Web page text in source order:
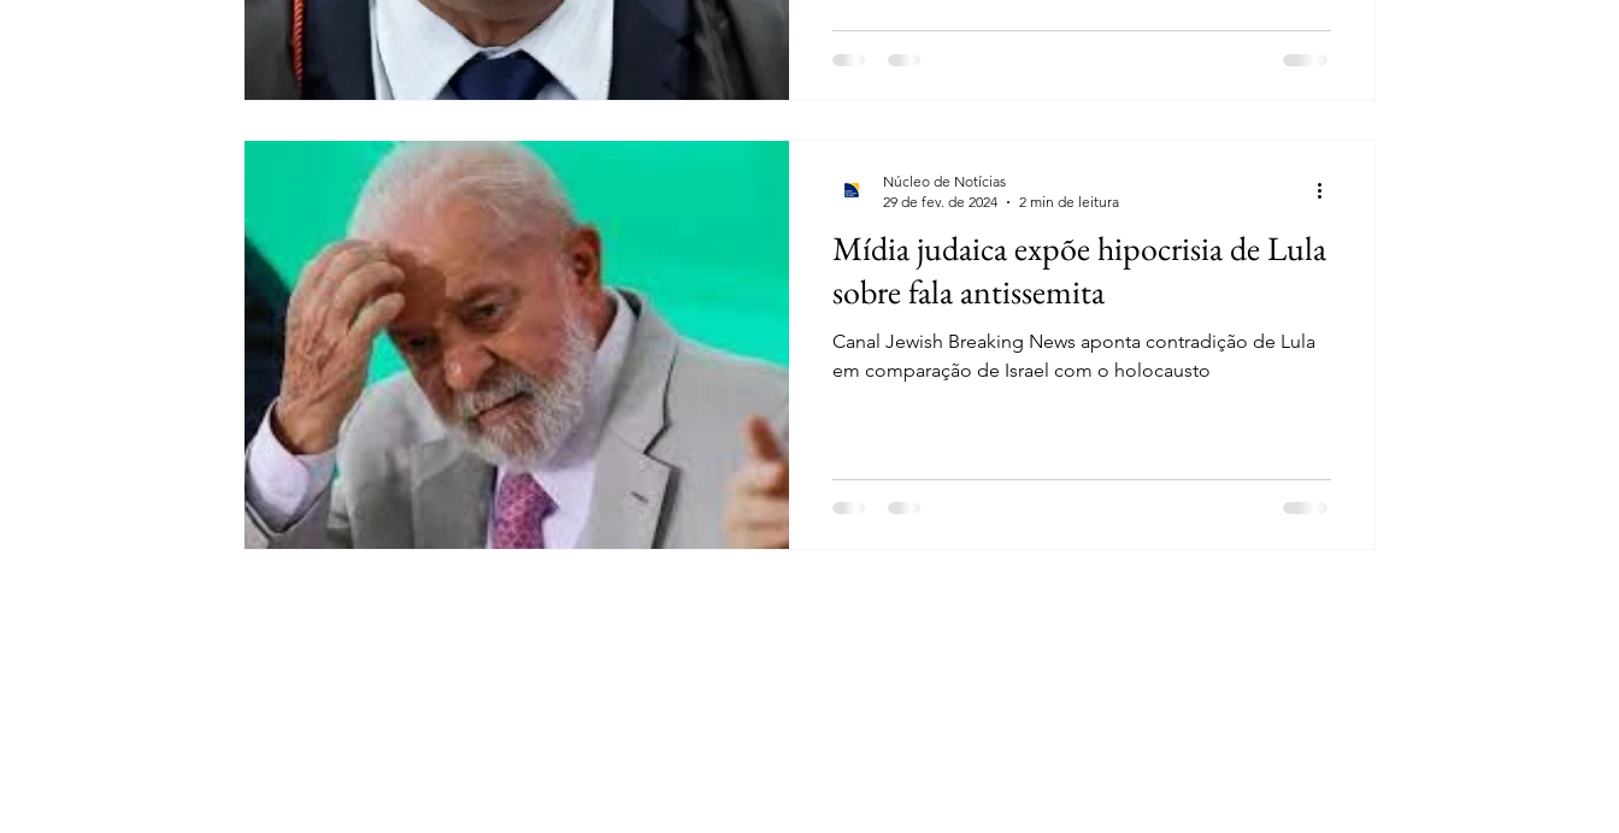
Mídia judaica expõe hipocrisia de Lula
sobre fala antissemita
Canal Jewish Breaking News aponta contradição de Lula
em comparação de Israel com o holocausto
Núcleo de Notícias
29 de fev. de 2024
2 min de leitura